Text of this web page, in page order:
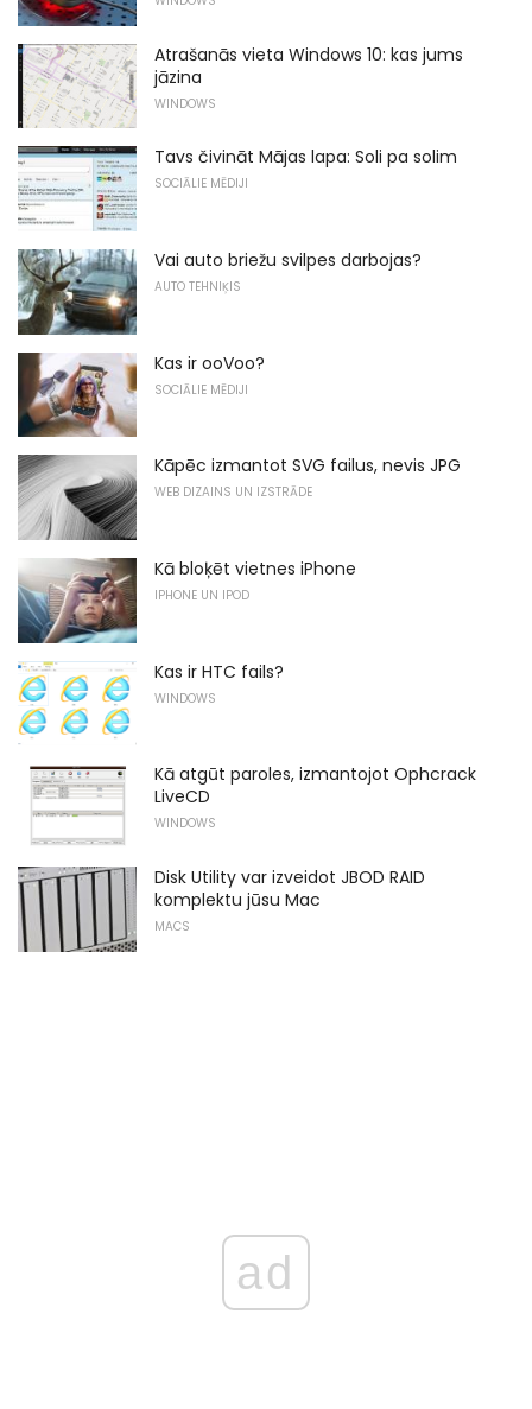
Atrašanās vieta Windows 10: kas jums
jāzina
WINDOWS
Tavs čivināt Mājas lapa: Soli pa solim
SOCIĀLIE MĒDIJI
Vai auto briežu svilpes darbojas?
AUTO TEHNIĶIS
Kas ir ooVoo?
SOCIĀLIE MĒDIJI
Kāpēc izmantot SVG failus, nevis JPG
WEB DIZAINS UN IZSTRĀDE
Kā bloķēt vietnes iPhone
IPHONE UN IPOD
Kas ir HTC fails?
WINDOWS
Kā atgūt paroles, izmantojot Ophcrack
LiveCD
WINDOWS
Disk Utility var izveidot JBOD RAID
komplektu jūsu Mac
MACS
ad